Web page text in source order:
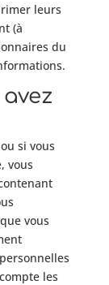
leurs
(à
du
si vous
vous
vous
les